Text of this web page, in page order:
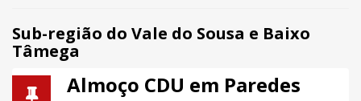
Sub-região do Vale do Sousa e Baixo
Tâmega
Almoço CDU em Paredes